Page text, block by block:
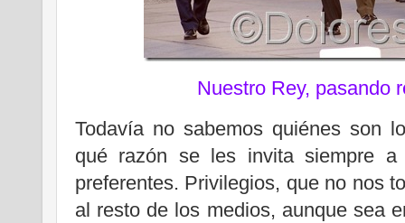
Nuestro Rey, pasando
Todavía no sabemos quiénes son
qué razón se les invita siempre
preferentes. Privilegios, que no nos
al resto de los medios, aunque sea